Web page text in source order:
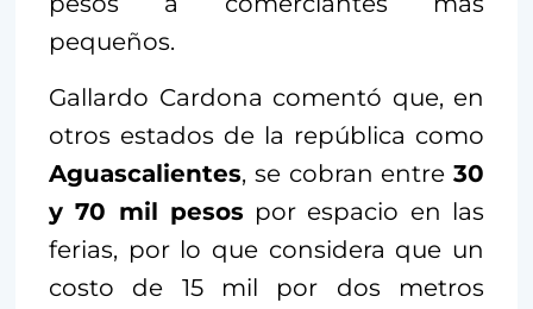
pequeños.
Gallardo Cardona comentó que, en
otros estados de la república como
Aguascalientes, se cobran entre 30
y 70 mil pesos por espacio en las
ferias, por lo que considera que un
costo de 15 mil por dos metros